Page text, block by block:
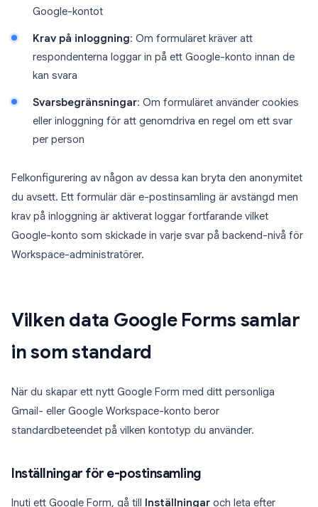
Google-kontot
Krav på inloggning: Om formuläret kräver att
respondenterna loggar in på ett Google-konto innan de
kan svara
Svarsbegränsningar: Om formuläret använder cookies
eller inloggning för att genomdriva en regel om ett svar
per person
Felkonfigurering av någon av dessa kan bryta den anonymitet
du avsett. Ett formulär där e-postinsamling är avstängd men
krav på inloggning är aktiverat loggar fortfarande vilket
Google-konto som skickade in varje svar på backend-nivå för
Workspace-administratörer.
Vilken data Google Forms samlar
in som standard
När du skapar ett nytt Google Form med ditt personliga
Gmail- eller Google Workspace-konto beror
standardbeteendet på vilken kontotyp du använder.
Inställningar för e-postinsamling
Inuti ett Google Form, gå till Inställningar och leta efter